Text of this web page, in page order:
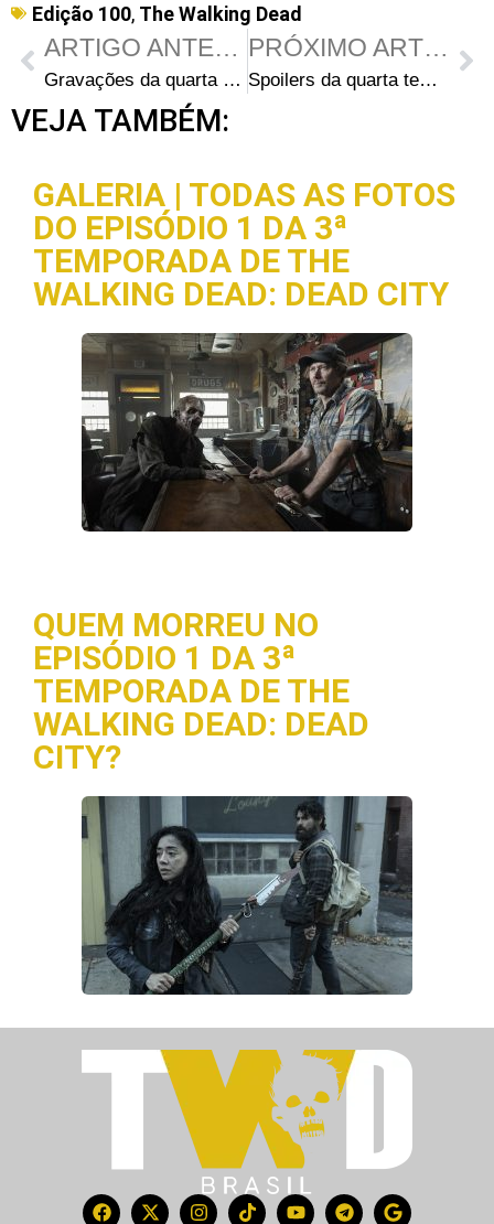
Edição 100, The Walking Dead
ARTIGO ANTERIOR
Gravações da quarta temporada na Avenida Dolly Nixon na terça-feira
PRÓXIMO ARTIGO
Spoilers da quarta temporada de The Walking Dead: Título do episódio 4 e novidades no elenco
VEJA TAMBÉM:
GALERIA | TODAS AS FOTOS
DO EPISÓDIO 1 DA 3ª
TEMPORADA DE THE
WALKING DEAD: DEAD CITY
QUEM MORREU NO
EPISÓDIO 1 DA 3ª
TEMPORADA DE THE
WALKING DEAD: DEAD
CITY?